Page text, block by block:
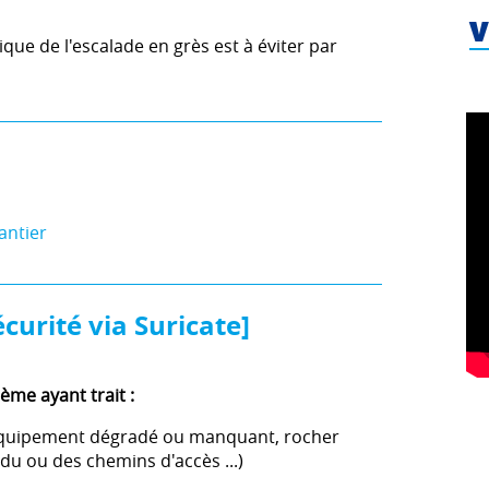
de l'escalade en grès est à éviter par
via Suricate]
ayant trait :
dégradé ou manquant, rocher
ou des chemins d'accès ...)